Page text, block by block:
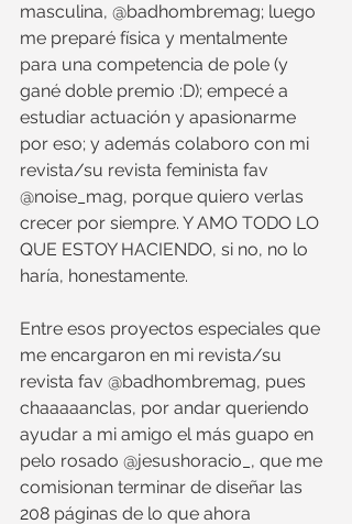
masculina, @badhombremag; luego
me preparé física y mentalmente
para una competencia de pole (y
gané doble premio :D); empecé a
estudiar actuación y apasionarme
por eso; y además colaboro con mi
revista/su revista feminista fav
@noise_mag, porque quiero verlas
crecer por siempre. Y AMO TODO LO
QUE ESTOY HACIENDO, si no, no lo
haría, honestamente.
Entre esos proyectos especiales que
me encargaron en mi revista/su
revista fav @badhombremag, pues
chaaaaanclas, por andar queriendo
ayudar a mi amigo el más guapo en
pelo rosado @jesushoracio_, que me
comisionan terminar de diseñar las
208 páginas de lo que ahora